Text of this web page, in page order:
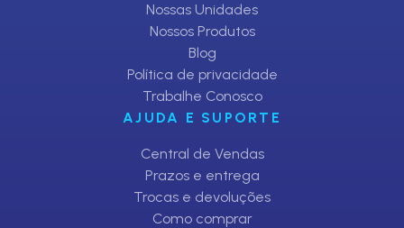
Nossas Unidades
Nossos Produtos
Blog
Política de privacidade
Trabalhe Conosco
AJUDA E SUPORTE
Central de Vendas
Prazos e entrega
Trocas e devoluções
Como comprar